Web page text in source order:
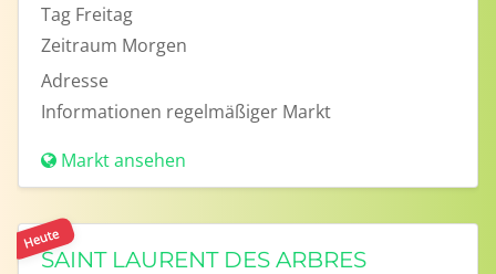
Tag Freitag
Zeitraum Morgen
Adresse
Informationen regelmäßiger Markt
Markt ansehen
Heute
SAINT LAURENT DES ARBRES